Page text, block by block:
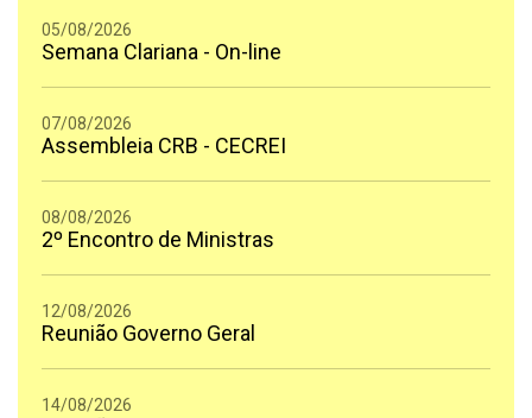
05/08/2026
Semana Clariana - On-line
07/08/2026
Assembleia CRB - CECREI
08/08/2026
2º Encontro de Ministras
12/08/2026
Reunião Governo Geral
14/08/2026